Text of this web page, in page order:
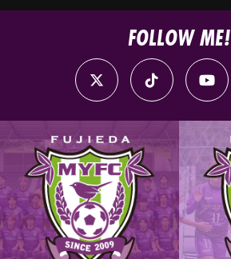
FOLLOW ME!